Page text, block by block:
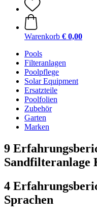
Warenkorb € 0,00
Pools
Filteranlagen
Poolpflege
Solar Equipment
Ersatzteile
Poolfolien
Zubehör
Garten
Marken
9
Sandfilteranlage
4
Sprachen